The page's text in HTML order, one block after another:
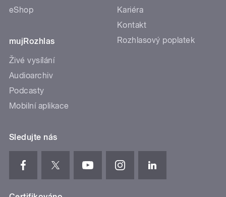
eShop
mujRozhlas
Živé vysílání
Audioarchiv
Podcasty
Mobilní aplikace
Kariéra
Kontakt
Rozhlasový poplatek
Sledujte nás